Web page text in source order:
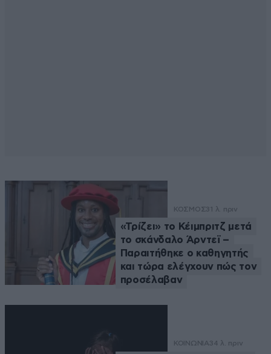
ΚΟΣΜΟΣ31 λ. πριν
«Τρίζει» το Κέιμπριτζ μετά
το σκάνδαλο Άρντεϊ –
Παραιτήθηκε ο καθηγητής
και τώρα ελέγχουν πώς τον
προσέλαβαν
ΚΟΙΝΩΝΙΑ34 λ. πριν